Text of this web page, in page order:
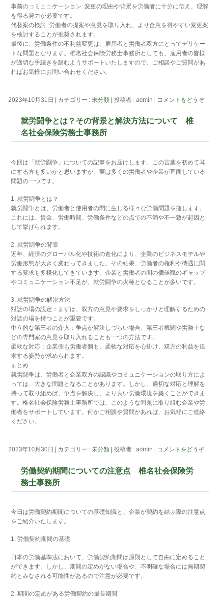
事前のコミュニケーション: 変更の理由や背景を労働者に十分に伝え、理解
を得る努力が必要です。
代替案の検討: 労働者の提案や意見を取り入れ、より合意を得やすい変更案
を検討することが推奨されます。
最後に、労働条件の不利益変更は、雇用者と労働者双方にとってデリケー
トな問題となります。椎名社会保険労務士事務所としても、雇用者の皆様
が適切な手続きを踏むようサポートいたしますので、ご相談やご質問があ
ればお気軽にお問い合わせください。
2023年10月31日 カテゴリー :未分類 |投稿者 : admin コメントをどうぞ
就労闘争とは？その背景と解決方法について 椎
名社会保険労務士事務所
今回は「就労闘争」についての記事をお届けします。この言葉を初めて耳
にする方も多いかと思いますが、実は多くの労働者や企業が直面している
問題の一つです。
1. 就労闘争とは？
就労闘争とは、労働者と使用者の間に生じる様々な労働問題を指します。
これには、賃金、労働時間、労働条件などの点での不満や不一致が起因と
して挙げられます。
2. 就労闘争の背景
近年、経済のグローバル化や技術の進化により、企業のビジネスモデルや
労働形態が大きく変わってきました。その結果、労働者の権利や待遇に関
する要求も多様化してきています。企業と労働者の間の価値観のギャップ
やコミュニケーション不足が、就労闘争の火種となることが多いです。
3. 就労闘争の解決方法
対話の場の設定：まずは、双方の意見や要求をしっかりと理解するための
対話の場を持つことが重要です。
中立的な第三者の介入：争点が解決しづらい場合、第三者機関や労務士な
どの専門家の意見を取り入れることも一つの方法です。
柔軟な対応：企業側も労働者側も、柔軟な対応を心掛け、双方の利益を追
求する姿勢が求められます。
まとめ
就労闘争は、労働者と企業双方の認識やコミュニケーションの取り方によ
っては、大きな問題となることがあります。しかし、適切な対応と理解を
持って取り組めば、争点を解決し、より良い労働環境を築くことができま
す。椎名社会保険労務士事務所では、このような問題に取り組む企業や労
働者をサポートしています。何かご相談や質問があれば、お気軽にご連絡
ください。
2023年10月30日 カテゴリー :未分類 |投稿者 : admin コメントをどうぞ
労働契約期間についての注意点 椎名社会保険労
務士事務所
今日は労働契約期間についての基礎知識と、企業が契約を結ぶ際の注意点
をご紹介いたします。
1. 労働契約期間の基礎
日本の労働基準法において、労働契約期間は原則として自由に定めること
ができます。しかし、期間の定めがない場合や、不明確な場合には無期契
約とみなされる可能性があるので注意が必要です。
2. 期間の定めがある労働契約の最長期間